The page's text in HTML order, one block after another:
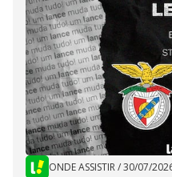
ONDE ASSISTIR/30/07/